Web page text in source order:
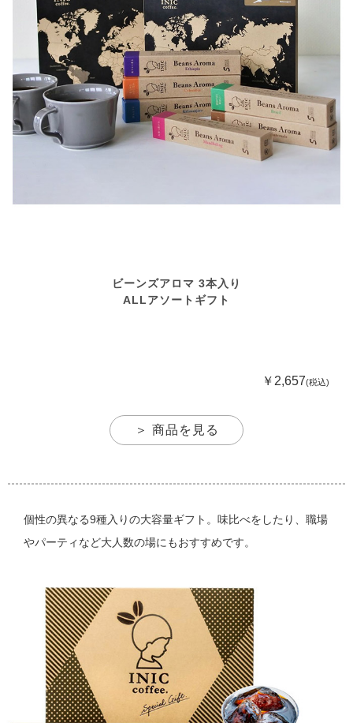
ビーンズアロマ 3本入り
ALLアソートギフト
￥2,657(税込)
＞ 商品を見る
個性の異なる9種入りの大容量ギフト。味比べをしたり、職場
やパーティなど大人数の場にもおすすめです。